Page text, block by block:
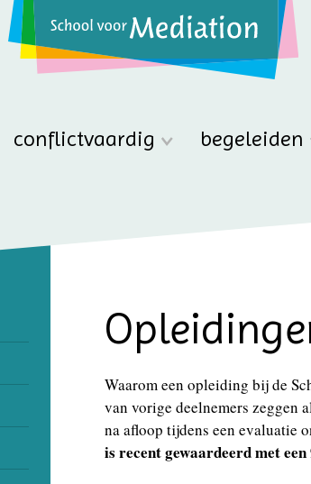
conflictvaardig begeleiden
Waarom een opleiding bij de
van vorige deelnemers zeggen
na afloop tijdens een evaluatie
is recent gewaardeerd met een